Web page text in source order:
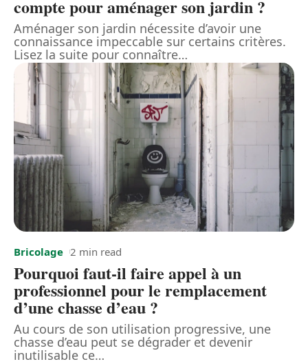
compte pour aménager son jardin ?
Aménager son jardin nécessite d’avoir une
connaissance impeccable sur certains critères.
Lisez la suite pour connaître…
Bricolage 2 min read
Pourquoi faut-il faire appel à un
professionnel pour le remplacement
d’une chasse d’eau ?
Au cours de son utilisation progressive, une
chasse d’eau peut se dégrader et devenir
inutilisable ce…